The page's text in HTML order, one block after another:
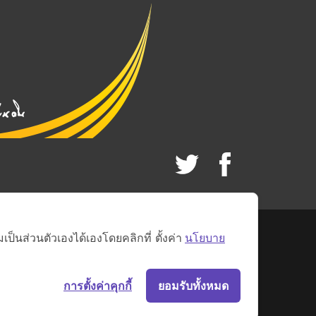
นส่วนตัวเองได้เองโดยคลิกที่ ตั้งค่า นโยบาย
ยอมรับทั้งหมด
การตั้งค่าคุกกี้